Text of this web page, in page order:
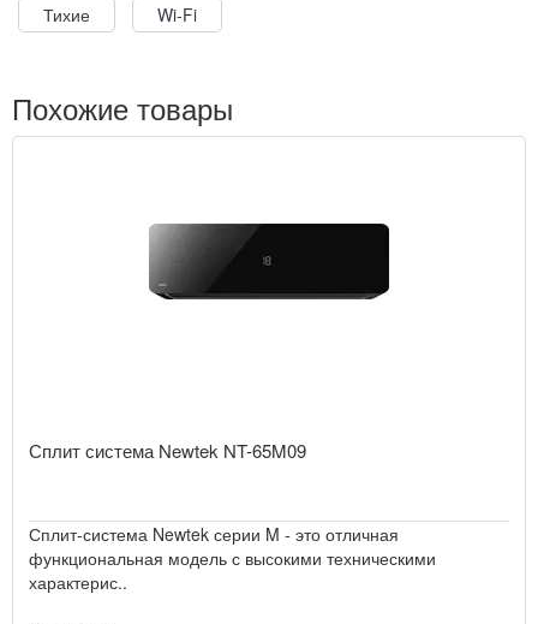
Тихие
Wi-Fi
Похожие товары
Сплит система Newtek NT-65M09
Сплит-система Newtek серии M - это отличная
функциональная модель с высокими техническими
характерис..